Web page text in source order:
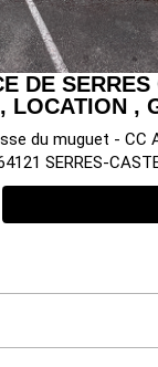
DE SERRES
LOCATION ,
du muguet - CC
SERRES-